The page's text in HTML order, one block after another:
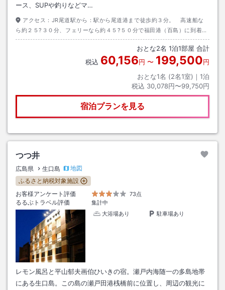
ース、SUPや釣りなどマ…
アクセス： JR尾道駅から：駅から尾道港まで徒歩約３分。 高速船な
ら約２５?３０分、フェリーなら約４５?５０分で福田港（百島）に到着し
ます。 車で歌港から：歌港からフェリーで約３０分。 車で常石港か
おとな2名 1泊1部屋 合計
税込 60,156円 〜 199,500円
おとな1名 (2名1室)｜ 1泊
税込 30,078円〜99,750円
宿泊プランを見る
つつ井
広島県 生口島
地図
ふるさと納税対象施設
お客様アンケート評価
73点
るるぶトラベル評価
集計中
大浴場あり
駐車場あり
レモン風呂と平山郁夫画伯ひいきの宿。瀬戸内海随一の多島地帯
にある生口島。この島の瀬戸田港桟橋前に位置し、周辺の観光に